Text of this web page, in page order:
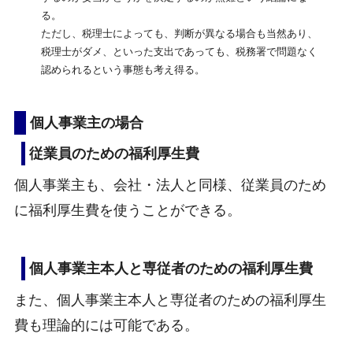
る。
ただし、税理士によっても、判断が異なる場合も当然あり、
税理士がダメ、といった支出であっても、税務署で問題なく
認められるという事態も考え得る。
個人事業主の場合
従業員のための福利厚生費
個人事業主も、会社・法人と同様、従業員のため
に福利厚生費を使うことができる。
個人事業主本人と専従者のための福利厚生費
また、個人事業主本人と専従者のための福利厚生
費も理論的には可能である。